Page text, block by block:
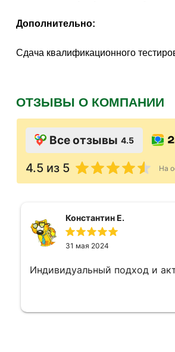
Дополнительно:
Сдача квалификационного
ОТЗЫВЫ О КОМПАНИИ
Все отзывы 4.5
4.5 из 5 На
Константин Е.
31 мая 2024
Индивидуальный подход и